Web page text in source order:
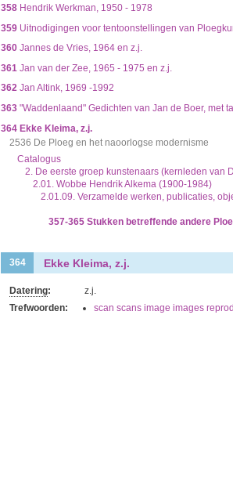
358Hendrik Werkman, 1950 - 1978
359Uitnodigingen voor tentoonstellingen van
360Jannes de Vries, 1964 en z.j.
361 Jan van der Zee, 1965 - 1975 en z.j.
362Jan Altink, 1969 -1992
363"Waddenlaand" Gedichten van Jan de Boer, met
364 Ekke Kleima, z.j.
2536 De Ploeg en het naoorlogse modernisme
Catalogus
2. De eerste groep kunstenaars (kernleden van
2.01. Wobbe Hendrik Alkema (1900-1984)
2.01.09. Verzamelde werken, publicaties,
357-365 Stukken betreffende andere
364 Ekke Kleima, z.j.
Datering:
z.j.
Trefwoorden:
scan scans image images